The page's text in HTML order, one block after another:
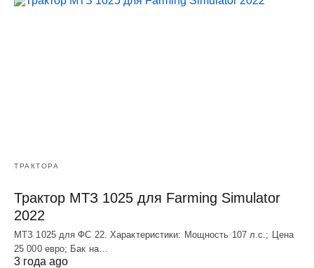
ТРАКТОРА
Трактор МТЗ 1025 для Farming Simulator
2022
МТЗ 1025 для ФС 22. Характеристики: Мощность 107 л.c.; Цена
25 000 евро; Бак на…
3 года ago